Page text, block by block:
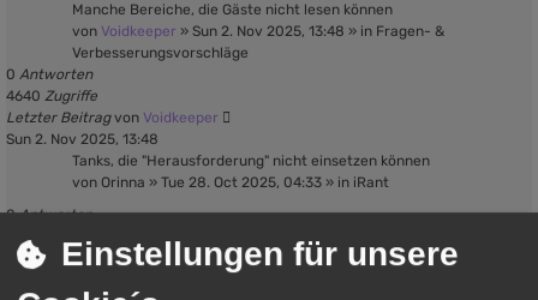
Manche Bereiche, die Gäste nicht lesen können
von Voidkeeper » Sun 2. Nov 2025, 13:48 » in Fragen- &
Verbesserungsvorschläge
0 Antworten
4640 Zugriffe
Letzter Beitragvon Voidkeeper
Sun 2. Nov 2025, 13:48
Tanks, die "Herausforderung" nicht einsetzen können
von Orinna » Tue 28. Oct 2025, 04:33 » in iRant
0Antworten
9609
Letzter Beitrag vonOrinna
Einstellungen für unsere